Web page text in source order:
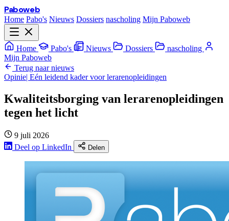
Paboweb
Home Pabo's Nieuws Dossiers nascholing Mijn Paboweb
Home Pabo's Nieuws Dossiers
nascholing
Mijn Paboweb
Terug naar nieuws
Opinie| Eén leidend kader voor lerarenopleidingen
Kwaliteitsborging van lerarenopleidingen
tegen het licht
9 juli 2026
Deel op LinkedIn
Delen